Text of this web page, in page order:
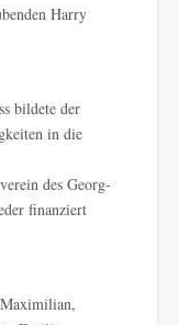
Harry
bildete der
in die
des Georg-
finanziert